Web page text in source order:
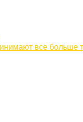
все больше